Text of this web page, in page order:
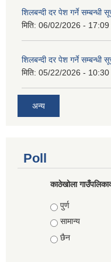
शिलबन्दी दर पेश गर्ने सम्बन्धी
मिति: 06/02/2026 - 17:09
शिलबन्दी दर पेश गर्ने सम्बन्धी
मिति: 05/22/2026 - 10:30
अन्य
Poll
काठेखोला
Choices
पुर्ण
सामान्य
छैन